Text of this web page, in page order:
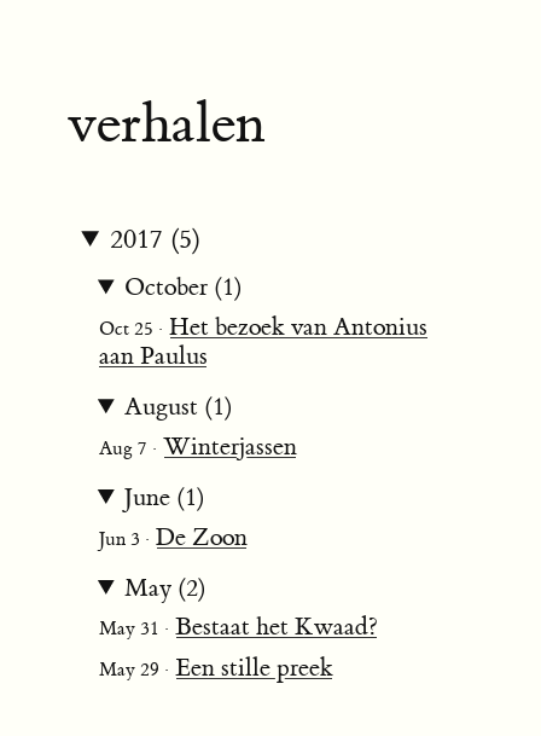
verhalen
2017 (5)
October (1)
Oct 25 · Het bezoek van Antonius
aan Paulus
August (1)
Aug 7 · Winterjassen
June (1)
Jun 3 · De Zoon
May (2)
May 31 · Bestaat het Kwaad?
May 29 · Een stille preek